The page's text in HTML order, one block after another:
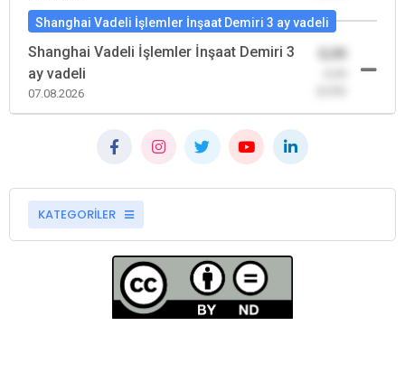
Shanghai Vadeli İşlemler İnşaat Demiri 3 ay vadeli
Shanghai Vadeli İşlemler İnşaat Demiri 3
ay vadeli
07.08.2026
KATEGORİLER